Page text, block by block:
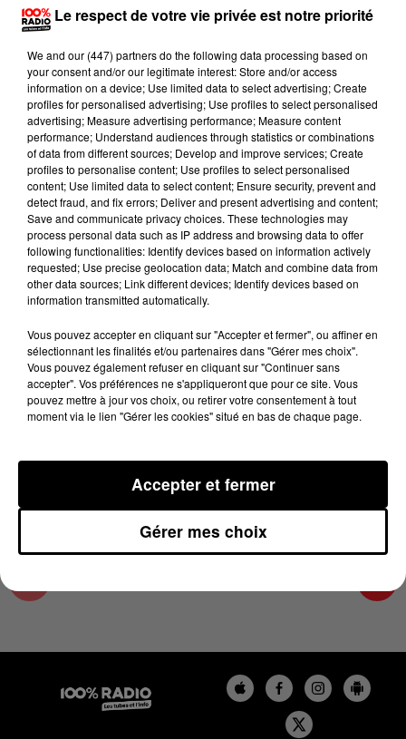
Lecture (1 min 13 sec)
100%
100% Radio l'agenda du sud Tarn
27 janvier 2025 - 1 min 13 sec
L'AGENDA DU SUD TARN DU 27/01/2025 À
13H41
L'AGENDA DU SUD TARN
Le respect de votre vie privée est notre priorité
We and our (447) partnersdo the following data processing based on
your consent and/or our legitimate interest: Store and/or access
information on a device; Use limited data to select advertising; Create
profiles for personalised advertising; Use profiles to select personalised
advertising; Measure advertising performance; Measure content
performance; Understand audiences through statistics or combinations
of data from different sources; Develop and improve services; Create
profiles to personalise content; Use profiles to select personalised
content; Use limited data to select content; Ensure security, prevent and
detect fraud, and fix errors; Deliver and present advertising and content;
Save and communicate privacy choices. These technologies may
process personal data such as IP address and browsing data to offer
following functionalities: Identify devices based on information actively
requested; Use precise geolocation data; Match and combine data from
other data sources; Link different devices; Identify devices based on
information transmitted automatically.
Vous pouvez accepter en cliquant sur "Accepter et fermer", ou affiner en
sélectionnant les finalités et/ou partenaires dans "Gérer mes choix".
Vous pouvez également refuser en cliquant sur "Continuer sans
accepter". Vos préférences ne s'appliqueront que pour ce site. Vous
pouvez mettre à jour vos choix, ou retirer votre consentement à tout
moment via le lien "Gérer les cookies" situé en bas de chaque page.
Gérer mes choix
Accepter et fermer